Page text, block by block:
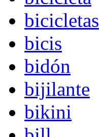
bicicletas
bicis
bidón
bijilante
bikini